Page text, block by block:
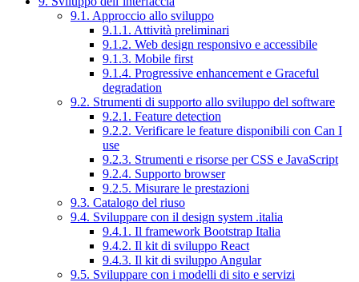
9.1. Approccio allo sviluppo
9.1.1. Attività preliminari
9.1.2. Web design responsivo e accessibile
9.1.3. Mobile first
9.1.4. Progressive enhancement e Graceful
degradation
9.2. Strumenti di supporto allo sviluppo del software
9.2.1. Feature detection
9.2.2. Verificare le feature disponibili con Can I
use
9.2.3. Strumenti e risorse per CSS e JavaScript
9.2.4. Supporto browser
9.2.5. Misurare le prestazioni
9.3. Catalogo del riuso
9.4. Sviluppare con il design system .italia
9.4.1. Il framework Bootstrap Italia
9.4.2. Il kit di sviluppo React
9.4.3. Il kit di sviluppo Angular
9.5. Sviluppare con i modelli di sito e servizi